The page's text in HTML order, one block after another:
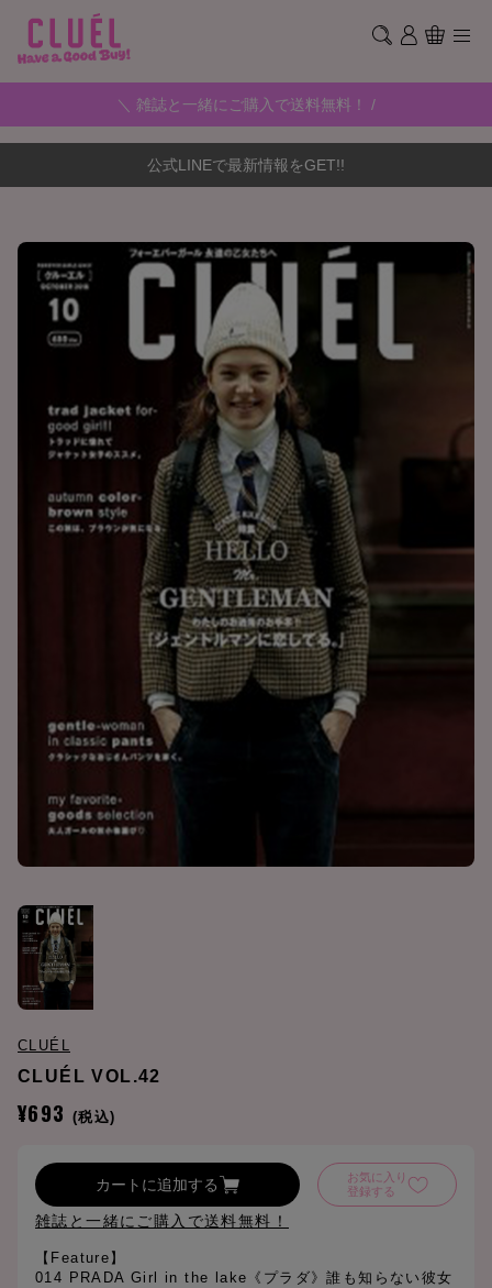
＼ 雑誌と一緒にご購入で送料無料！ /
公式LINEで最新情報をGET!!
CLUÉL
CLUÉL VOL.42
¥693 (税込)
カートに追加する
お気に入り
登録する
雑誌と一緒にご購入で送料無料！
【Feature】
014 PRADA Girl in the lake《プラダ》誰も知らない彼女